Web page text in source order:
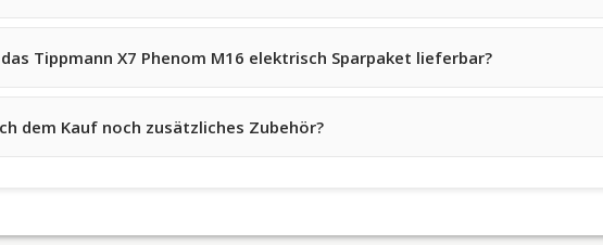
Tippmann X7 Phenom M16 elektrisch Sparpaket lieferbar?
dem Kauf noch zusätzliches Zubehör?